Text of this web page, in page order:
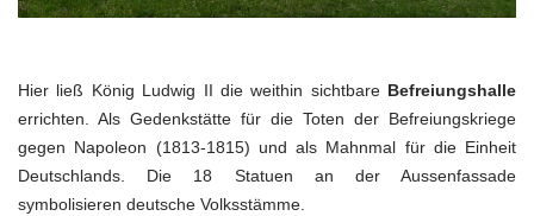
Hier ließ König Ludwig II die weithin sichtbare Befreiungshalle
errichten. Als Gedenkstätte für die Toten der Befreiungskriege
gegen Napoleon (1813-1815) und als Mahnmal für die Einheit
Deutschlands. Die 18 Statuen an der Aussenfassade
symbolisieren deutsche Volksstämme.